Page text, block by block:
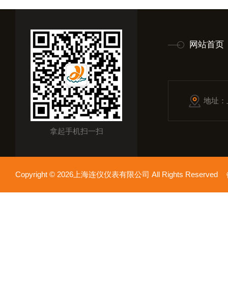
拿起手机扫一扫
网站首页
地址
Copyright © 2026上海连仪仪表有限公司 All Rights Reserved